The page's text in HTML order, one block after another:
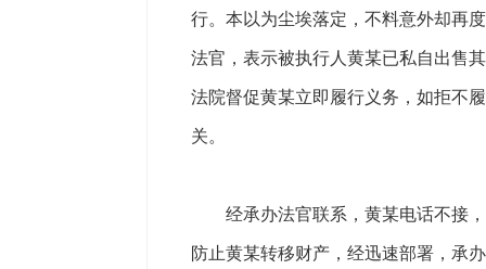
行。本以为尘埃落定，不料意外却再
法官，表示被执行人黄某已私自出售
法院督促黄某立即履行义务，如拒不
关。
经承办法官联系，黄某电话不接，
防止黄某转移财产，经迅速部署，承